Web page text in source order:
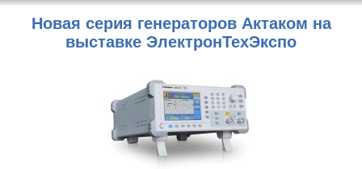
Новая серия генераторов Актаком на
выставке ЭлектронТехЭкспо